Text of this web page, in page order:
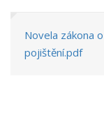
Novela zákona
pojištění.pdf